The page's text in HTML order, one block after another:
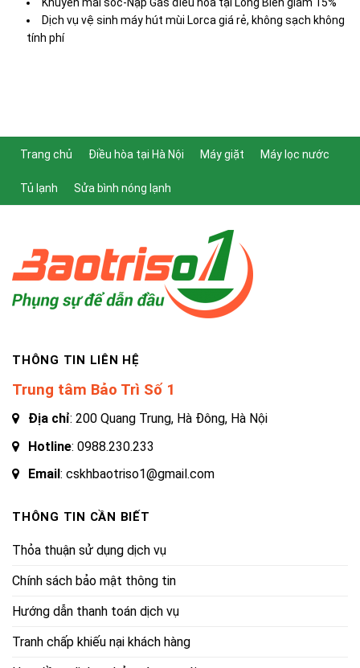
Khuyến mãi sốc-Nạp Gas điều hòa tại Long Biên giảm 15%
Dịch vụ vệ sinh máy hút mùi Lorca giá rẻ, không sạch không
tính phí
Trang chủ Điều hòa tại Hà Nội Máy giặt Máy lọc nước
Tủ lạnh Sửa bình nóng lạnh
THÔNG TIN LIÊN HỆ
Trung tâm Bảo Trì Số 1
Địa chỉ: 200 Quang Trung, Hà Đông, Hà Nội
Hotline: 0988.230.233
Email : cskhbaotriso1@gmail.com
THÔNG TIN CẦN BIẾT
Thỏa thuận sử dụng dịch vụ
Chính sách bảo mật thông tin
Hướng dẫn thanh toán dịch vụ
Tranh chấp khiếu nại khách hàng